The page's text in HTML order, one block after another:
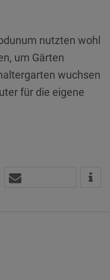
nutzten wohl
um Gärten
wuchsen
für die eigene